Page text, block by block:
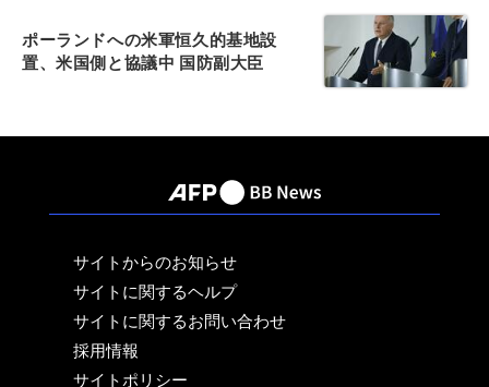
ポーランドへの米軍恒久的基地設
置、米国側と協議中 国防副大臣
サイトからのお知らせ
サイトに関するヘルプ
サイトに関するお問い合わせ
採用情報
サイトポリシー